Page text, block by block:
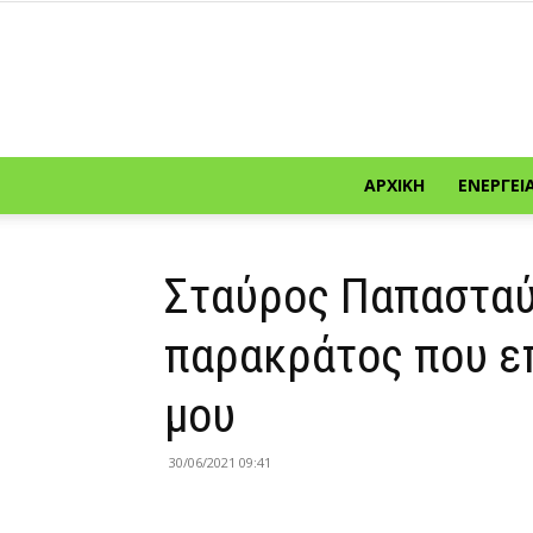
ΑΡΧΙΚΉ
Σταύρος
παρακράτος που
μου
30/06/2021 09:41